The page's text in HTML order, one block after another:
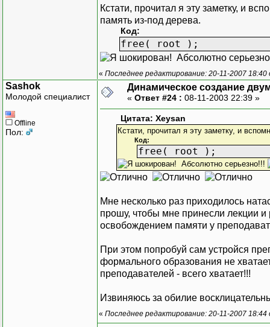
Кстати, прочитал я эту заметку, и
память из-под дерева.
Код:
free( root );
Абсолютно
« Последнее редактирование: 20-11-2007 18:40
Sashok
Молодой специалист
Offline
Пол:
Динамическое создание
« Ответ #24 : 08-11-2003 22:39 »
Цитата: Xeysan
Кстати, прочитал я эту заметку, и
Код:
free( root );
Абсолютно серьезно!!!
Мне несколько раз приходилось
прошу, чтобы мне принесли лекции и
освобождением памяти у
При этом попробуй сам устройся
формального образования не
преподавателей - всего хватает!!!
Извиняюсь за обилие
« Последнее редактирование: 20-11-2007 18:44